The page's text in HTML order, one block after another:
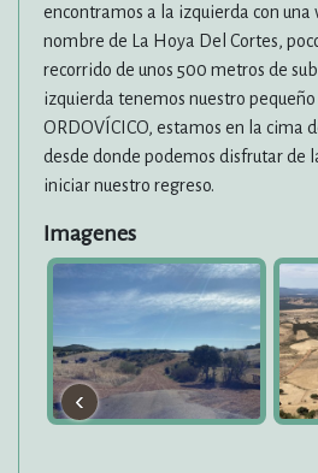
encontramos a la izquierda con una
nombre de La Hoya Del Cortes,
recorrido de unos 500 metros de
izquierda tenemos nuestro
ORDOVÍCICO, estamos en la cima
desde donde podemos disfrutar de
iniciar nuestro regreso.
Imagenes
‹